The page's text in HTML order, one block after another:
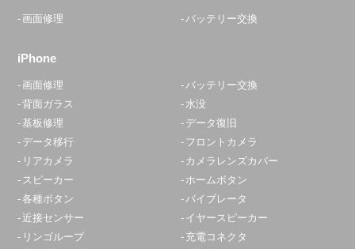
画面修理 バッテリー交換
iPhone
画面修理
バッテリー交換
背面ガラス
水没
基板修理
データ復旧
データ移行
フロントカメラ
リアカメラ
カメラレンズカバー
スピーカー
ホームボタン
各種ボタン
バイブレータ
近接センサー
イヤースピーカー
リンゴループ
充電コネクタ